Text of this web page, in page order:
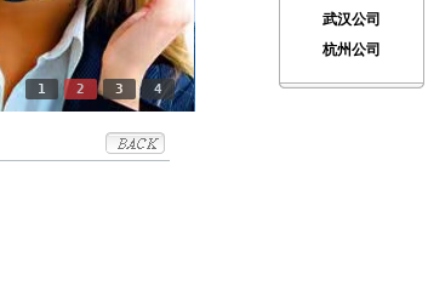
1 2 3 4
武汉公司
杭州公司